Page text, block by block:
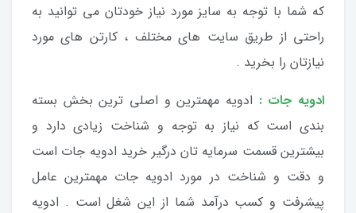
که شما با توجه به سایز مورد نیاز خودتان می توانید به
راحتی از طریق سایت های مختلف ، کارتن های مورد
نیازتان را بخرید .
ادویه جات : ادویه مهمترین و اصلی ترین بخش بسته
بندی است که نیاز به توجه و شناخت زیادی دارد و
بیشترین قسمت سرمایه تان درگیر خرید ادویه جات است
و دقت و شناخت در مورد ادویه جات مهمترین عامل
پیشرفت و کسب درآمد شما از این شغل است . ادویه